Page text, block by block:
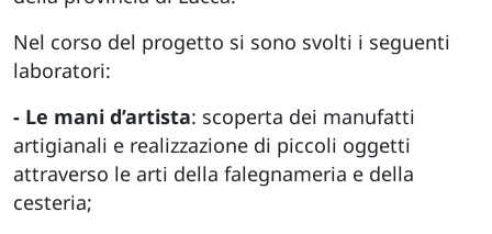
Nel corso del progetto si sono svolti i seguenti
laboratori:
- Le mani d’artista: scoperta dei manufatti
artigianali e realizzazione di piccoli oggetti
attraverso le arti della falegnameria e della
cesteria;